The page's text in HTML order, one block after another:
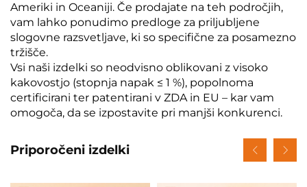
Ameriki in Oceaniji. Če prodajate na teh področjih,
vam lahko ponudimo predloge za priljubljene
slogovne razsvetljave, ki so specifične za posamezno
tržišče.
Vsi naši izdelki so neodvisno oblikovani z visoko
kakovostjo (stopnja napak ≤ 1 %), popolnoma
certificirani ter patentirani v ZDA in EU – kar vam
omogoča, da se izpostavite pri manjši konkurenci.
Priporočeni izdelki